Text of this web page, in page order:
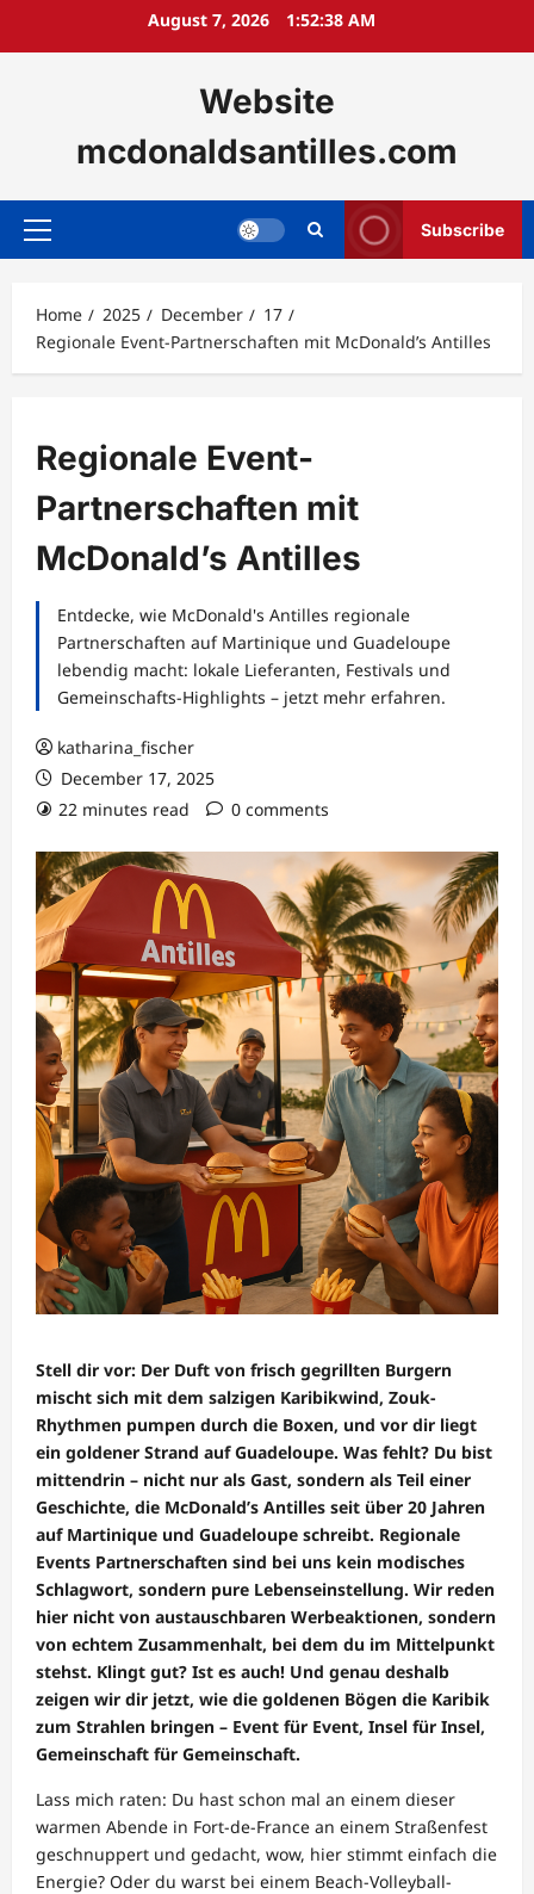
August 7, 2026 1:52:39 AM
Website
mcdonaldsantilles.com
Primary
Subscribe
Home 2025 December
17
Regionale Event-Partnerschaften mit McDonald’s Antilles
Regionale Event-
Partnerschaften mit
McDonald’s Antilles
Entdecke, wie McDonald's Antilles regionale
Partnerschaften auf Martinique und Guadeloupe
lebendig macht: lokale Lieferanten, Festivals und
Gemeinschafts-Highlights – jetzt mehr erfahren.
katharina_fischer
December 17, 2025
22 minutes read
0 comments
Stell dir vor: Der Duft von frisch gegrillten Burgern
mischt sich mit dem salzigen Karibikwind, Zouk-
Rhythmen pumpen durch die Boxen, und vor dir liegt
ein goldener Strand auf Guadeloupe. Was fehlt? Du bist
mittendrin – nicht nur als Gast, sondern als Teil einer
Geschichte, die McDonald’s Antilles seit über 20 Jahren
auf Martinique und Guadeloupe schreibt. Regionale
Events Partnerschaften sind bei uns kein modisches
Schlagwort, sondern pure Lebenseinstellung. Wir reden
hier nicht von austauschbaren Werbeaktionen, sondern
von echtem Zusammenhalt, bei dem du im Mittelpunkt
stehst. Klingt gut? Ist es auch! Und genau deshalb
zeigen wir dir jetzt, wie die goldenen Bögen die Karibik
zum Strahlen bringen – Event für Event, Insel für Insel,
Gemeinschaft für Gemeinschaft.
Lass mich raten: Du hast schon mal an einem dieser
warmen Abende in Fort-de-France an einem Straßenfest
geschnuppert und gedacht, wow, hier stimmt einfach die
Energie? Oder du warst bei einem Beach-Volleyball-